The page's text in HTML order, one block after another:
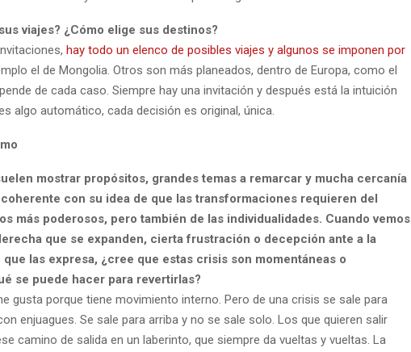
viajes? ¿Cómo elige sus destinos?
hay todo un elenco de posibles viajes y algunos se imponen por
el de Mongolia. Otros son más planeados, dentro de Europa, como el
de cada caso. Siempre hay una invitación y después está la intuición
algo automático, cada decisión es original, única.
mostrar propósitos, grandes temas a remarcar y mucha cercanía
con su idea de que las transformaciones requieren del
más poderosos, pero también de las individualidades. Cuando vemos
que se expanden, cierta frustración o decepción ante a la
las expresa, ¿cree que estas crisis son momentáneas o
se puede hacer para revertirlas?
gusta porque tiene movimiento interno. Pero de una crisis se sale para
enjuagues. Se sale para arriba y no se sale solo. Los que quieren salir
camino de salida en un laberinto, que siempre da vueltas y vueltas. La